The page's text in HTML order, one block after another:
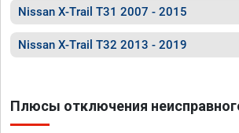
Nissan X-Trail T31 2007 - 2015
Nissan X-Trail T32 2013 - 2019
Плюсы отключения